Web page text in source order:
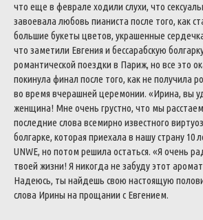
что еще в феврале ходили слухи, что
завоевала любовь пианиста после того, как
большие букеты цветов, украшенные
что заметили Евгения и бессарабскую
романтической поездки в Париж, но все это
покинула финал после того, какне получила
во время вчерашней церемонии. «Ирина, вы
женщина! Мне очень грустно, что мы
последние слова всемирно известного
болгарке, которая приехала в нашустрану 10
UNWE, но потом решила остаться. «Я очень
твоей жизни! Я никогда не забудуэтот аромат
Надеюсь, ты найдешь свою настоящую
слова Ирины на прощании с Евгением.